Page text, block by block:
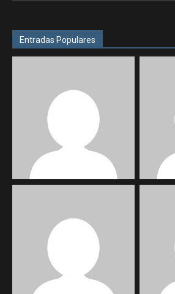
Entradas Populares